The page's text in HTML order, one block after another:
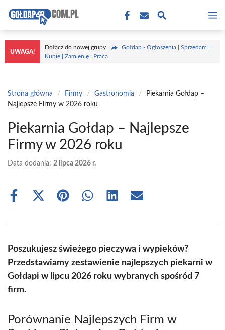
treści
UWAGA!
Dołącz do nowej grupy
Gołdap - Ogłoszenia | Sprzedam |
Kupię | Zamienię | Praca
Strona główna / Firmy / Gastronomia /
Piekarnia Gołdap –
Najlepsze Firmy w 2026 roku
Piekarnia Gołdap – Najlepsze
Firmy w 2026 roku
Data dodania: 2 lipca 2026 r.
Share
Share
(Twitter)
Share Share Share Share
Poszukujesz świeżego pieczywa i wypieków?
Przedstawiamy zestawienie najlepszych piekarni w
Gołdapi w lipcu 2026 roku wybranych spośród 7
firm.
Porównanie Najlepszych Firm w